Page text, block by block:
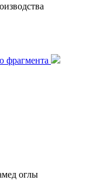
фрагмента
оглы